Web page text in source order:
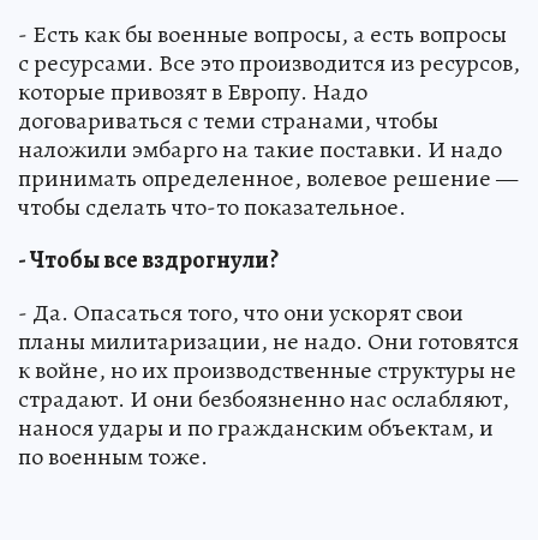
- Есть как бы военные вопросы, а есть вопросы
с ресурсами. Все это производится из ресурсов,
которые привозят в Европу. Надо
договариваться с теми странами, чтобы
наложили эмбарго на такие поставки. И надо
принимать определенное, волевое решение —
чтобы сделать что-то показательное.
- Чтобы все вздрогнули?
- Да. Опасаться того, что они ускорят свои
планы милитаризации, не надо. Они готовятся
к войне, но их производственные структуры не
страдают. И они безбоязненно нас ослабляют,
нанося удары и по гражданским объектам, и
по военным тоже.